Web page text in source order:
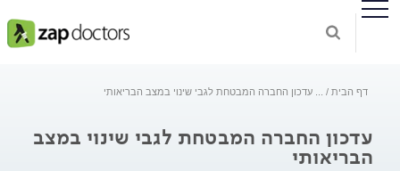
דף הבית עדכון החברה המבטחת לגבי שינוי במצב הבריאותי
עדכון החברה המבטחת לגבי שינוי במצב
הבריאותי